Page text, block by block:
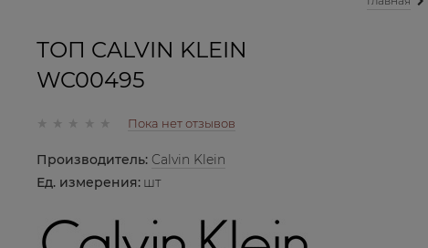
ТОП CALVIN KLEIN
WC00495
Пока нет отзывов
Производитель: Calvin Klein
Ед. измерения: шт